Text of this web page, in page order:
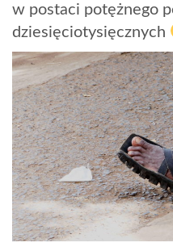
w postaci potężnego
dziesięciotysięcznych